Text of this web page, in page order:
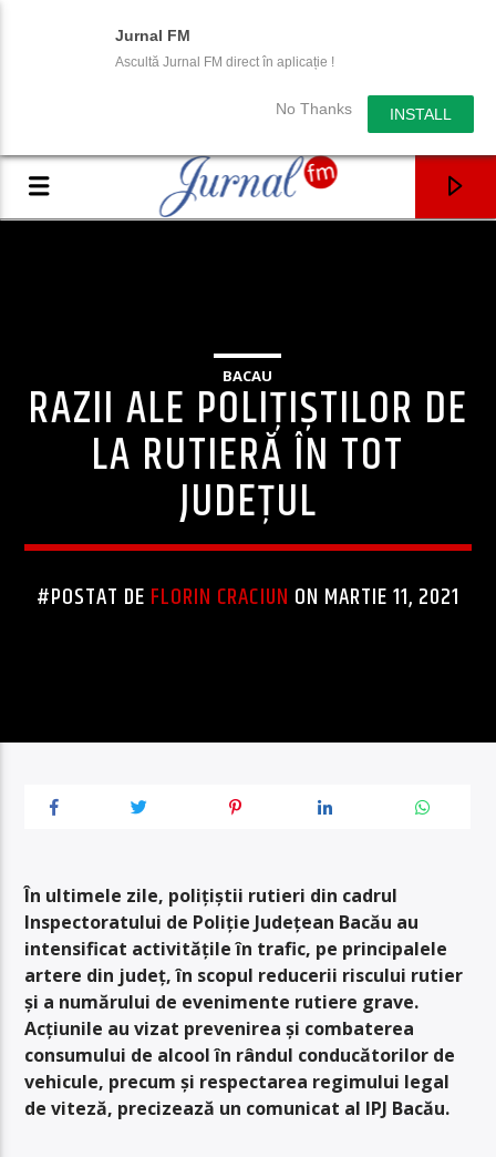
Jurnal FM
Ascultă Jurnal FM direct în aplicație !
No Thanks INSTALL
BACAU
RAZII ALE POLIȚIȘTILOR DE
LA RUTIERĂ ÎN TOT
JUDEȚUL
#POSTAT DE FLORIN CRACIUN ON MARTIE 11, 2021
În ultimele zile, poliţiştii rutieri din cadrul
Inspectoratului de Poliţie Judeţean Bacău au
intensificat activităţile în trafic, pe principalele
artere din judeţ, în scopul reducerii riscului rutier
şi a numărului de evenimente rutiere grave.
Acţiunile au vizat prevenirea şi combaterea
consumului de alcool în rândul conducătorilor de
vehicule, precum şi respectarea regimului legal
de viteză, precizează un comunicat al IPJ Bacău.